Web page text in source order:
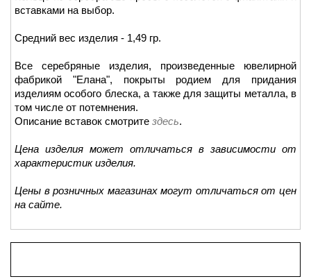
вставками на выбор.
Средний вес изделия - 1,49 гр.
Все серебряные изделия, произведенные ювелирной
фабрикой "Елана", покрыты родием для придания
изделиям особого блеска, а также для защиты металла, в
том числе от потемнения.
Описание вставок смотрите здесь.
Цена изделия может отличаться в зависимости от
характеристик изделия.
Цены в розничных магазинах могут отличаться от цен
на сайте.